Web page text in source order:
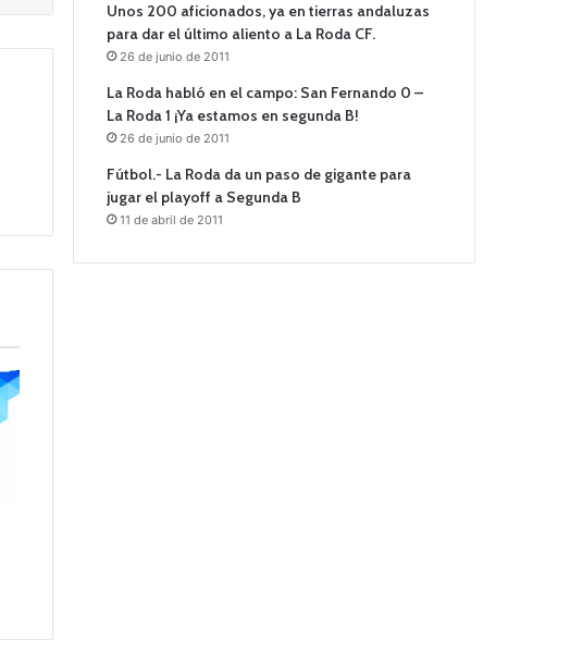
Unos 200 aficionados, ya en tierras andaluzas
para dar el último aliento a La Roda CF.
26 de junio de 2011
La Roda habló en el campo: San Fernando 0 –
La Roda 1 ¡Ya estamos en segunda B!
26 de junio de 2011
Fútbol.- La Roda da un paso de gigante para
jugar el playoff a Segunda B
11 de abril de 2011